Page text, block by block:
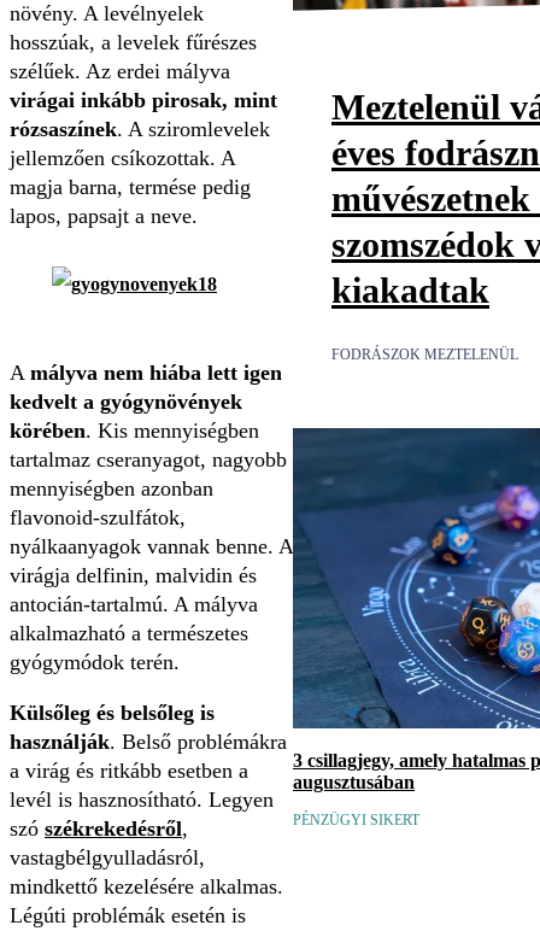
növény. A levélnyelek
hosszúak, a levelek fűrészes
szélűek. Az erdei mályva
virágai inkább pirosak, mint
rózsaszínek. A sziromlevelek
jellemzően csíkozottak. A
magja barna, termése pedig
lapos, papsajt a neve.
A mályva nem hiába lett igen
kedvelt a gyógynövények
körében. Kis mennyiségben
tartalmaz cseranyagot, nagyobb
mennyiségben azonban
flavonoid-szulfátok,
nyálkaanyagok vannak benne. A
virágja delfinin, malvidin és
antocián-tartalmú. A mályva
alkalmazható a természetes
gyógymódok terén.
Külsőleg és belsőleg is
használják. Belső problémákra
a virág és ritkább esetben a
levél is hasznosítható. Legyen
szó székrekedésről,
vastagbélgyulladásról,
mindkettő kezelésére alkalmas.
Légúti problémák esetén is
Meztelenül
éves
szomszédok
kiakadtak
FODRÁSZOK MEZTELENÜL
3 csillagjegy, amely hatalmas
augusztusában
PÉNZÜGYI SIKERT